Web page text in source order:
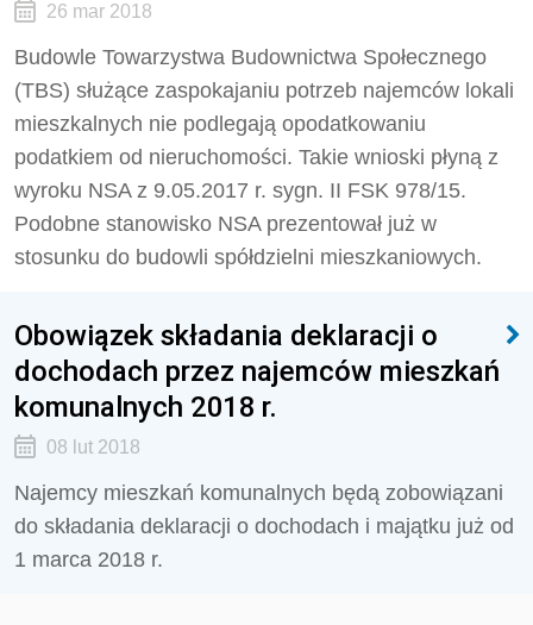
26 mar 2018
Budowle Towarzystwa Budownictwa Społecznego
(TBS) służące zaspokajaniu potrzeb najemców lokali
mieszkalnych nie podlegają opodatkowaniu
podatkiem od nieruchomości. Takie wnioski płyną z
wyroku NSA z 9.05.2017 r. sygn. II FSK 978/15.
Podobne stanowisko NSA prezentował już w
stosunku do budowli spółdzielni mieszkaniowych.
Obowiązek składania deklaracji o
dochodach przez najemców mieszkań
komunalnych 2018 r.
08 lut 2018
Najemcy mieszkań komunalnych będą zobowiązani
do składania deklaracji o dochodach i majątku już od
1 marca 2018 r.